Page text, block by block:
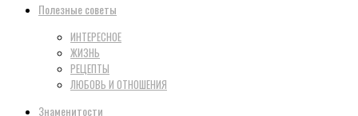
Полезные советы
ИНТЕРЕСНОЕ
ЖИЗНЬ
РЕЦЕПТЫ
ЛЮБОВЬ И ОТНОШЕНИЯ
Знаменитости